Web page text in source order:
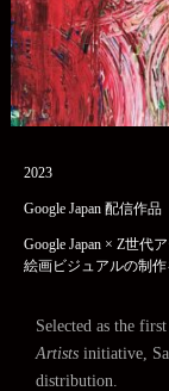
2023
Google Japan 配信作品
Google Japan × Z世代
絵画ビジュアルの制作
Selected as the
Artists initiative,
distribution.